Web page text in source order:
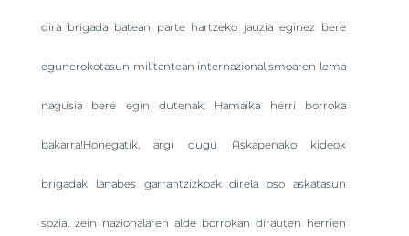
dira brigada batean parte hartzeko jauzia eginez bere
egunerokotasun militantean internazionalismoaren lema
nagusia bere egin dutenak: Hamaika herri borroka
bakarra!Honegatik, argi dugu Askapenako kideok
brigadak lanabes garrantzizkoak direla oso askatasun
sozial zein nazionalaren alde borrokan dirauten herrien